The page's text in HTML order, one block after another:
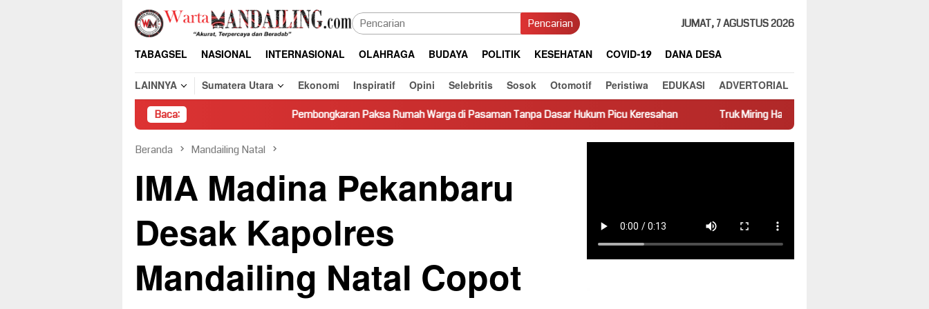
Loncat
konten
Pencarian JUMAT, 7 AGUSTUS 2026
TABAGSEL NASIONAL INTERNASIONAL OLAHRAGA BUDAYA POLITIK KESEHATAN COVID-19
DANA DESA
LAINNYA
Sumatera Utara Ekonomi Inspiratif Opini Selebritis Sosok Otomotif Peristiwa EDUKASI ADVERTORIAL
Baca: Pembongkaran Paksa Rumah Warga di Pasaman Tanpa Dasar Hukum Picu Keresahan Truk Miring Hambat Arus Lalu Lintas di Jalan Panti–Simpang Empat
Beranda Mandailing Natal
IMA Madina Pekanbaru
Desak Kapolres
Mandailing Natal Copot